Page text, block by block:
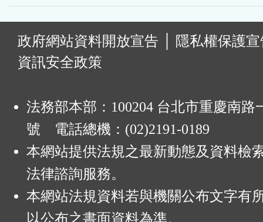
政府網站資料開放宣告
隱私權保護
資訊安全政策
法務部本部：100204 台北市重慶南路
號 電話總機：(02)2191-0189
本網站提供法規之最新動態及資料檢
法律諮詢服務。
本網站法規資料若與機關公布文字有
以公布之書面資料為準。